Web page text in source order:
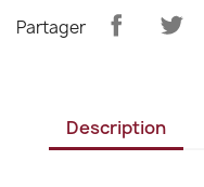
Partager
Description